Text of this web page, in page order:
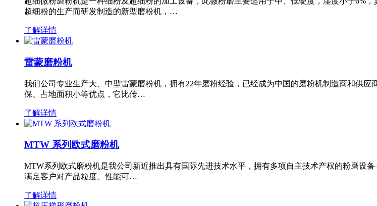
超细粉的生产而研发制造的新型磨粉机，…
了解详情
雷蒙磨粉机
我们公司专业生产大、中型雷蒙磨粉机，拥有22年磨粉经验，已经成为中国的磨粉机制造商和供
保、占地面积小等优点，它比传…
了解详情
MTW 系列欧式磨粉机
MTW系列欧式磨粉机是我公司新近推出具有国际先进技术水平，拥有多项自主技术产权的粉磨设
满足客户对产品粒度、性能可…
了解详情